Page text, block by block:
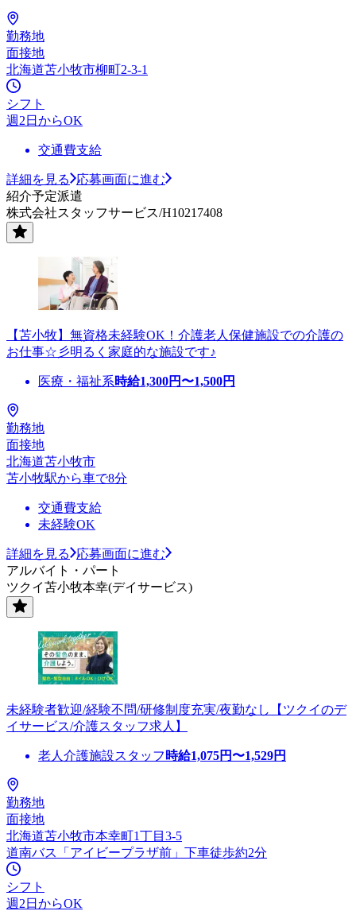
勤務地
面接地
北海道苫小牧市柳町2-3-1
シフト
週2日からOK
交通費支給
詳細を見る
応募画面に進む
紹介予定派遣
株式会社スタッフサービス/H10217408
【苫小牧】無資格未経験OK！介護老人保健施設での介護の
お仕事☆彡明るく家庭的な施設です♪
医療・福祉系時給1,300円〜1,500円
勤務地
面接地
北海道苫小牧市
苫小牧駅から車で8分
交通費支給
未経験OK
詳細を見る
応募画面に進む
アルバイト・パート
ツクイ苫小牧本幸(デイサービス)
未経験者歓迎/経験不問/研修制度充実/夜勤なし【ツクイのデ
イサービス/介護スタッフ求人】
老人介護施設スタッフ 時給1,075円〜1,529円
勤務地
面接地
北海道苫小牧市本幸町1丁目3-5
道南バス「アイビープラザ前」下車徒歩約2分
シフト
週2日からOK